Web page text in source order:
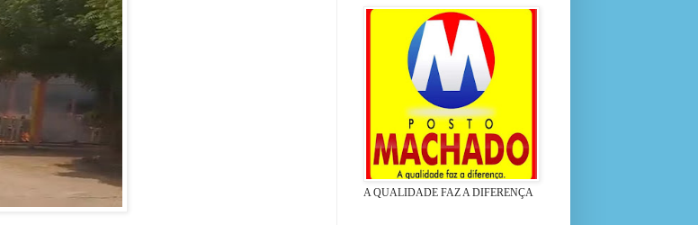
A QUALIDADE FAZ A DIFERENÇA